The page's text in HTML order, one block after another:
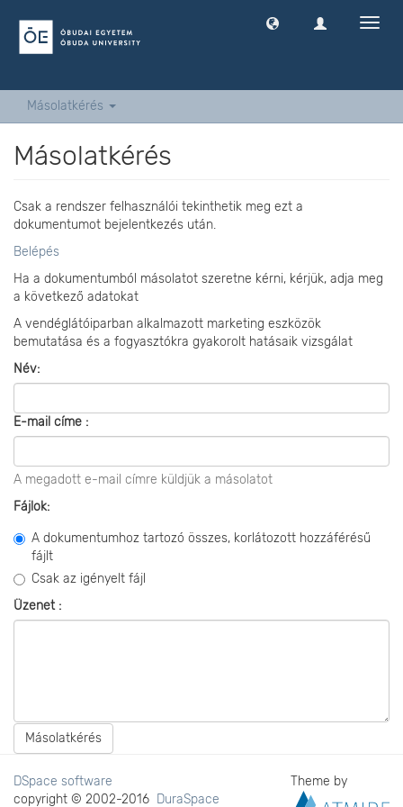
Másolatkérés
Másolatkérés
Csak a rendszer felhasználói tekinthetik meg ezt a
dokumentumot bejelentkezés után.
Belépés
Ha a dokumentumból másolatot szeretne kérni, kérjük, adja meg
a következő adatokat
A vendéglátóiparban alkalmazott marketing eszközök
bemutatása és a fogyasztókra gyakorolt hatásaik vizsgálat
Név:
E-mail címe :
A megadott e-mail címre küldjük a másolatot
Fájlok:
A dokumentumhoz tartozó összes, korlátozott hozzáférésű
fájlt
Csak az igényelt fájl
Üzenet :
Másolatkérés
DSpace software
copyright © 2002-2016 DuraSpace
Theme by